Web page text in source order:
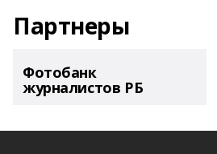
Партнеры
Фотобанк
журналистов РБ